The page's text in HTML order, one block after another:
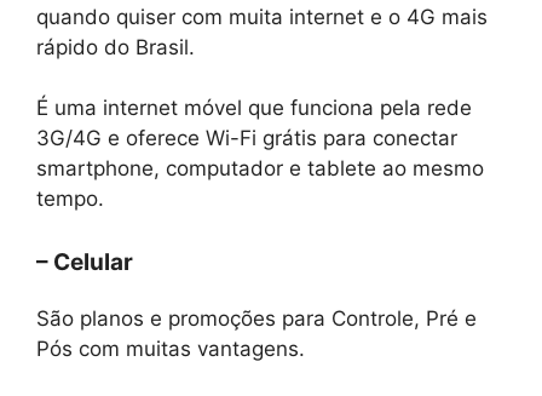
quando quiser com muita internet e o 4G mais
rápido do Brasil.
É uma internet móvel que funciona pela rede
3G/4G e oferece Wi-Fi grátis para conectar
smartphone, computador e tablete ao mesmo
tempo.
– Celular
São planos e promoções para Controle, Pré e
Pós com muitas vantagens.